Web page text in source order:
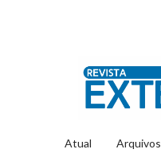
Atual Arquivos